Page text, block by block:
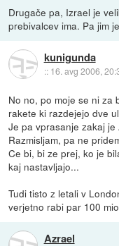
Drugače pa, Izrael je
prebivalcev ima. Pa jim
kunigunda
:: 16. avg 2006,
No no, po moje se ni za
rakete ki razdejejo dve
Je pa vprasanje zakaj
Razmisljam, pa ne
Ce bi, bi ze prej, ko je
kaj nastavljajo...
Tudi tisto z letali v
verjetno rabi par 100
Azrael